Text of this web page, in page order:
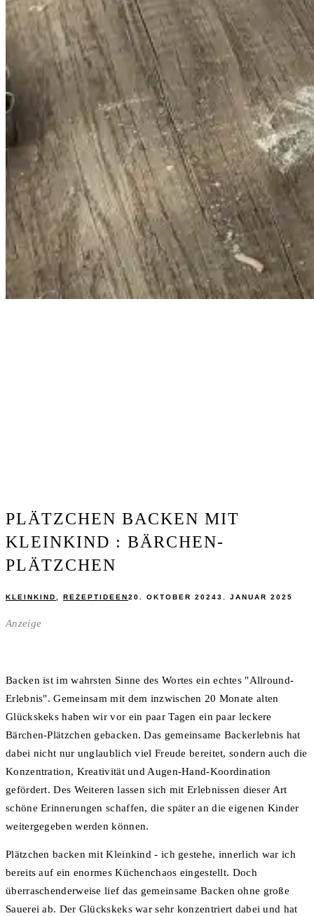
PLÄTZCHEN BACKEN MIT
KLEINKIND : BÄRCHEN-
PLÄTZCHEN
KLEINKIND REZEPTIDEEN20. OKTOBER 20243. JANUAR 2025
Anzeige
Backen ist im wahrsten Sinne des Wortes ein echtes "Allround-
Erlebnis". Gemeinsam mit dem inzwischen 20 Monate alten
Glückskeks haben wir vor ein paar Tagen ein paar leckere
Bärchen-Plätzchen gebacken. Das gemeinsame Backerlebnis hat
dabei nicht nur unglaublich viel Freude bereitet, sondern auch die
Konzentration, Kreativität und Augen-Hand-Koordination
gefördert. Des Weiteren lassen sich mit Erlebnissen dieser Art
schöne Erinnerungen schaffen, die später an die eigenen Kinder
weitergegeben werden können.
Plätzchen backen mit Kleinkind - ich gestehe, innerlich war ich
bereits auf ein enormes Küchenchaos eingestellt. Doch
überraschenderweise lief das gemeinsame Backen ohne große
Sauerei ab. Der Glückskeks war sehr konzentriert dabei und hat